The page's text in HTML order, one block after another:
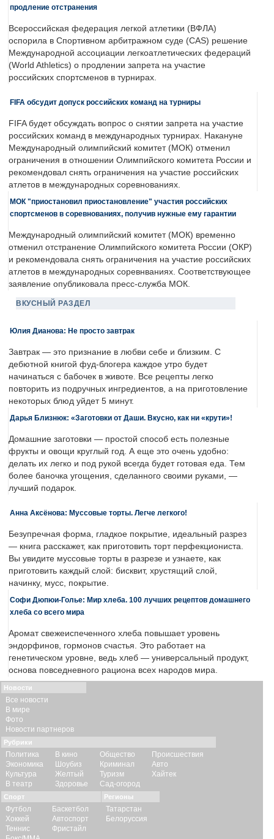
продление отстранения
Всероссийская федерация легкой атлетики (ВФЛА)
оспорила в Спортивном арбитражном суде (CAS) решение
Международной ассоциации легкоатлетических федераций
(World Athletics) о продлении запрета на участие
российских спортсменов в турнирах.
FIFA обсудит допуск российских команд на турниры
FIFA будет обсуждать вопрос о снятии запрета на участие
российских команд в международных турнирах. Накануне
Международный олимпийский комитет (МОК) отменил
ограничения в отношении Олимпийского комитета России и
рекомендовал снять ограничения на участие российских
атлетов в международных соревнованиях.
МОК "приостановил приостановление" участия российских
спортсменов в соревнованиях, получив нужные ему гарантии
Международный олимпийский комитет (МОК) временно
отменил отстранение Олимпийского комитета России (ОКР)
и рекомендовала снять ограничения на участие российских
атлетов в международных соревнваниях. Соответствующее
заявление опубликовала пресс-служба МОК.
ВКУСНЫЙ РАЗДЕЛ
Юлия Дианова: Не просто завтрак
Завтрак — это признание в любви себе и близким. С
дебютной книгой фуд-блогера каждое утро будет
начинаться с бабочек в животе. Все рецепты легко
повторить из подручных ингредиентов, а на приготовление
некоторых блюд уйдет 5 минут.
Дарья Близнюк: «Заготовки от Даши. Вкусно, как ни «крути»!
Домашние заготовки — простой способ есть полезные
фрукты и овощи круглый год. А еще это очень удобно:
делать их легко и под рукой всегда будет готовая еда. Тем
более баночка угощения, сделанного своими руками, —
лучший подарок.
Анна Аксёнова: Муссовые торты. Легче легкого!
Безупречная форма, гладкое покрытие, идеальный разрез
— книга расскажет, как приготовить торт перфекциониста.
Вы увидите муссовые торты в разрезе и узнаете, как
приготовить каждый слой: бисквит, хрустящий слой,
начинку, мусс, покрытие.
Софи Дюпюи-Голье: Мир хлеба. 100 лучших рецептов домашнего
хлеба со всего мира
Аромат свежеиспеченного хлеба повышает уровень
эндорфинов, гормонов счастья. Это работает на
генетическом уровне, ведь хлеб — универсальный продукт,
основа повседневного рациона всех народов мира.
Новости
Все новости
В мире
Фото
Новости партнеров
Рубрики
Политика
Экономика
Культура
В театр
В кино
Шоубиз
Желтый
Здоровье
Общество
Криминал
Туризм
Сад-огород
Происшествия
Авто
Хайтек
Спорт
Футбол
Хоккей
Теннис
Баскетбол
Автоспорт
Фристайл
Регионы
Татарстан
Белоруссия